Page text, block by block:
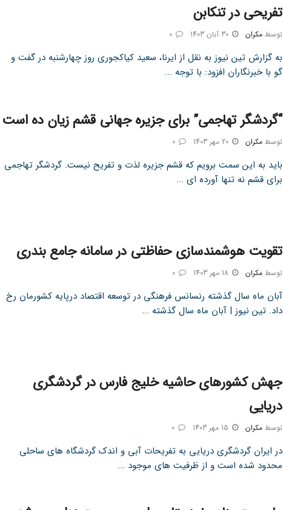
تفریحی در تنکابن
توسط مکران 30 آبان 1403 0
به گزارش تین نیوز به نقل از ایرنا، سعید کیاکجوری روز چهارشنبه در گفت و
گو با خبرنگاران افزود: با توجه ...
“گردشگر تهاجمی” برای جزیره جهانی قشم زیان ده است
توسط مکران 20 مهر 1403 0
باید به این سمت برویم که قشم جزیره لذت و تفریح نیست. گردشگر تهاجمی
برای قشم نه تنها آورده ای ...
تقویت هوشمندسازی حفاظتی در سامانه جامع بندری
توسط مکران 18 مهر 1403 0
آبان ماه سال گذشته رنسانس فرهنگی در توسعه اقتصاد درپایه کشورمان رخ
داد. تین نیوز | آبان ماه سال گذشته ...
جهش کشورهای حاشیه خلیج فارس در گردشگری
دریایی
توسط مکران 0
در ایران گردشگری دریایی به تفریحات آبی و اندک گردشگاه های ساحلی
محدود شده است و از ظرفیت های موجود ...